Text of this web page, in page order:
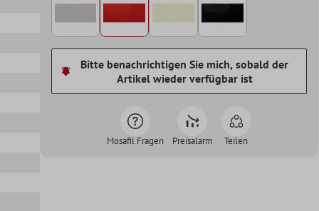
Bitte benachrichtigen Sie mich, sobald der
Artikel wieder verfügbar ist
Mosafil Fragen Preisalarm Teilen